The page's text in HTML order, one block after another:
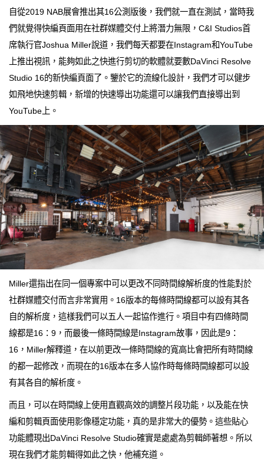
自從2019 NAB展會推出其16公測版後，我們就一直在測試，當時我
們就覺得快編頁面用在社群媒體交付上將潛力無限，C&I Studios首
席執行官Joshua Miller說道，我們每天都要在Instagram和YouTube
上推出視訊，能夠如此之快進行剪切的軟體就要數DaVinci Resolve
Studio 16的新快編頁面了。鑒於它的流線化設計，我們才可以健步
如飛地快速剪輯，新增的快速導出功能還可以讓我們直接導出到
YouTube上。
Miller還指出在同一個專案中可以更改不同時間線解析度的性能對於
社群媒體交付而言非常實用。16版本的每條時間線都可以設有其各
自的解析度，這樣我們可以五人一起協作進行。項目中有四條時間
線都是16：9，而最後一條時間線是Instagram故事，因此是9：
16，Miller解釋道，在以前更改一條時間線的寬高比會把所有時間線
的都一起修改，而現在的16版本在多人協作時每條時間線都可以設
有其各自的解析度。
而且，可以在時間線上使用直觀高效的調整片段功能，以及能在快
編和剪輯頁面使用影像穩定功能，真的是非常大的優勢。這些貼心
功能體現出DaVinci Resolve Studio確實是處處為剪輯師著想。所以
現在我們才能剪輯得如此之快，他補充道。